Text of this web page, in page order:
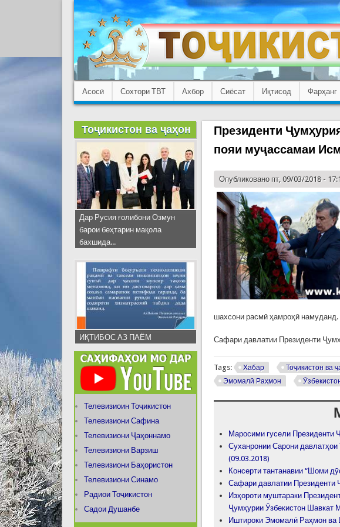
Асосӣ Сохтори ТВТ Ахбор Сиёсат Иқтисод Фарҳанг
Президенти
пояи муҷассамаи
Опубликовано пт, 09/03/2018 -
шахсони расмӣ ҳамроҳӣ намуданд.
Сафари давлатии Президенти
Tags: Хабар Тоҷикистон ва
Эмомалӣ Раҳмон
Маросими гусели Президенти
Суханронии Сарони давлатҳои
(09.03.2018)
Консерти тантанавии “Шоми
Сафари давлатии Президенти
Изҳороти муштараки
Ҷумҳурии Ӯзбекистон Шавкат
Иштироки Эмомалӣ Раҳмон ва
Тоҷикистон ва ҷаҳон
Дар Русия ғолибони Озмун
барои беҳтарин мақола
бахшида...
ИҚТИБОС АЗ ПАЁМ
Телевизиоин Тоҷикистон
Телевизиони Сафина
Телевизиони Ҷаҳоннамо
Телевизиони Варзиш
Телевизиони Баҳористон
Телевизиони Синамо
Радиои Тоҷикистон
Садои Душанбе